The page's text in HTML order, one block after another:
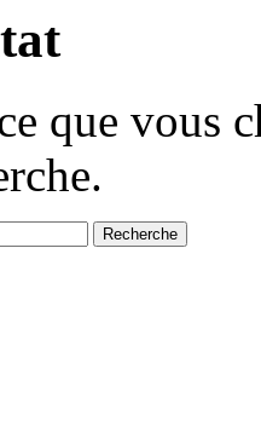
que vous
Recherche